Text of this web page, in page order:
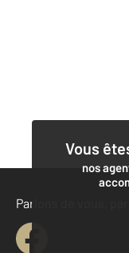
Vous
nos
Parlons de vous,